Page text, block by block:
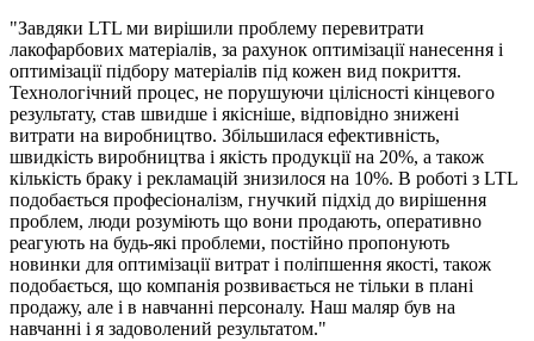
"Завдяки LTL ми вирішили проблему перевитрати
лакофарбових матеріалів, за рахунок оптимізації нанесення і
оптимізації підбору матеріалів під кожен вид покриття.
Технологічний процес, не порушуючи цілісності кінцевого
результату, став швидше і якісніше, відповідно знижені
витрати на виробництво. Збільшилася ефективність,
швидкість виробництва і якість продукції на 20%, а також
кількість браку і рекламацій знизилося на 10%. В роботі з LTL
подобається професіоналізм, гнучкий підхід до вирішення
проблем, люди розуміють що вони продають, оперативно
реагують на будь-які проблеми, постійно пропонують
новинки для оптимізації витрат і поліпшення якості, також
подобається, що компанія розвивається не тільки в плані
продажу, але і в навчанні персоналу. Наш маляр був на
навчанні і я задоволений результатом."